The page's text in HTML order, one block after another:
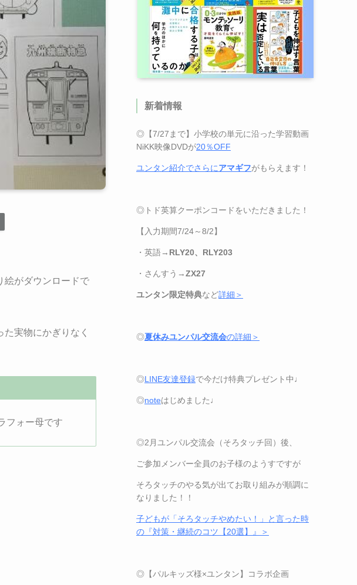
絵がダウンロードで
実物にかぎりなく
フォー母です
新着情報
◎【7/27まで】小学校の単元に沿った学習動画
NiKK映像DVDが20％OFF
ユンタン紹介でさらにアマギフがもらえます！
◎トド英算クーポンコードをいただきました！
【 入力期間7/24～8/2】
・英語→ RLY20、RLY203
・さんすう→ZX27
ユンタン限定特典など詳細＞
◎夏休みユンパル交流会の詳細＞
◎LINE友達登録で今だけ特典プレゼント中♩
◎noteはじめました♩
◎2月ユンパル交流会（そろタッチ回）後、
ご参加メンバー全員のお子様のようすですが
そろタッチのやる気が出てお取り組みが順調に
なりました！！
子どもが「そろタッチやめたい！」と言った時
の『対策・継続のコツ【20選】』＞
◎【パルキッズ様×ユンタン】コラボ企画